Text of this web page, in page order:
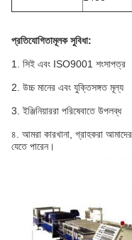
প্রতিযোগিতামূলক সুবিধা:
1. সিই এবং ISO9001 শংসাপত্র
2. উচ্চ মানের এবং যুক্তিসঙ্গত মূল্য
3. ইঞ্জিনিয়াররা পরিষেবাতে উপলব্ধ
৪. আমরা কারখানা, গ্রাহকরা আমাদের
যেতে পারেন।